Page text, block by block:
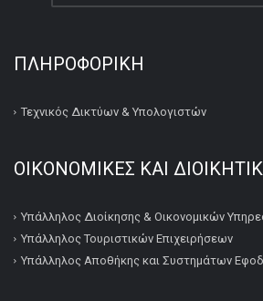
ΠΛΗΡΟΦΟΡΙΚΉ
Τεχνικός Δικτύων & Υπολογιστών
ΟΙΚΟΝΟΜΙΚΕΣ ΚΑΙ
Υπάλληλος Διοίκησης & Οικονομικών
Υπάλληλος Τουριστικών Επιχειρήσεων
Υπάλληλος Αποθήκης και Συστημάτων